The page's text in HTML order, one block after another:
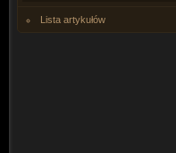
Lista artykułów